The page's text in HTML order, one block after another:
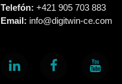
Telefón: +421 905 703 883
Email: info@digitwin-ce.com